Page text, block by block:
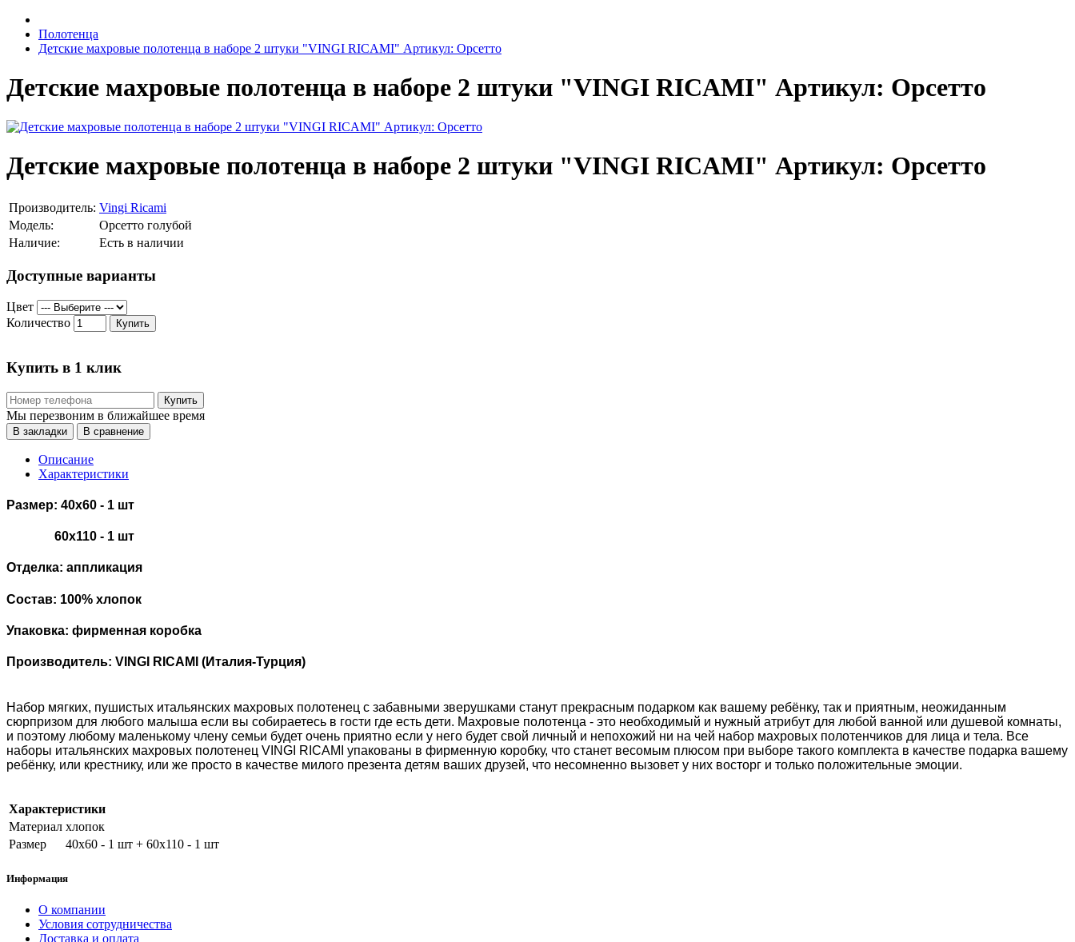
Полотенца
Детские махровые полотенца в наборе 2 штуки "VINGI RICAMI" Артикул: Орсетто
Детские махровые полотенца в наборе 2 штуки "VINGI RICAMI" Артикул: Орсетто
Детские махровые полотенца в наборе 2 штуки "VINGI RICAMI" Артикул: Орсетто
Производитель: Vingi Ricami
Модель:
Орсетто голубой
Наличие:
Есть в наличии
Доступные варианты
Цвет
Количество
Купить
Купить в 1 клик
Купить
Мы перезвоним в ближайшее время
В закладки В сравнение
Описание
Характеристики
Размер: 40х60 - 1 шт
60х110 - 1 шт
Отделка: аппликация
Состав: 100% хлопок
Упаковка: фирменная коробка
Производитель: VINGI RICAMI (Италия-Турция)
Набор мягких, пушистых итальянских махровых полотенец с забавными зверушками станут прекрасным подарком как вашему ребёнку, так и приятным, неожиданным
сюрпризом для любого малыша если вы собираетесь в гости где есть дети. Махровые полотенца - это необходимый и нужный атрибут для любой ванной или душевой комнаты,
и поэтому любому маленькому члену семьи будет очень приятно если у него будет свой личный и непохожий ни на чей набор махровых полотенчиков для лица и тела. Все
наборы итальянских махровых полотенец VINGI RICAMI упакованы в фирменную коробку, что станет весомым плюсом при выборе такого комплекта в качестве подарка вашему
ребёнку, или крестнику, или же просто в качестве милого презента детям ваших друзей, что несомненно вызовет у них восторг и только положительные эмоции.
Характеристики
Материал хлопок
Размер
40х60 - 1 шт + 60х110 - 1 шт
Информация
О компании
Условия сотрудничества
Доставка и оплата